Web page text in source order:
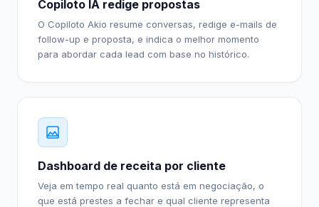
Copiloto IA redige propostas
O Copiloto Akio resume conversas, redige e-mails de
follow-up e proposta, e indica o melhor momento
para abordar cada lead com base no histórico.
Dashboard de receita por cliente
Veja em tempo real quanto está em negociação, o
que está prestes a fechar e qual cliente representa